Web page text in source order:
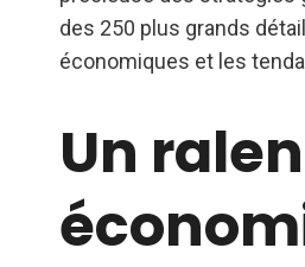
des 250 plus grands
économiques et les
Un